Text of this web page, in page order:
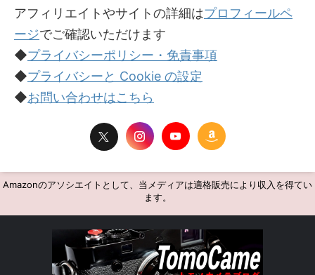
アフィリエイトやサイトの詳細はプロフィールペ
ージでご確認いただけます
◆プライバシーポリシー・免責事項
◆プライバシーと Cookie の設定
◆お問い合わせはこちら
Amazonのアソシエイトとして、当メディアは適格販売により収入を得てい
ます。